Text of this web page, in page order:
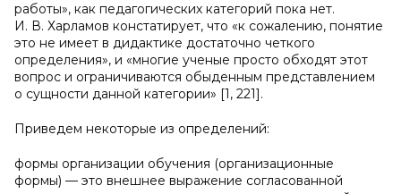
работы», как педагогических категорий пока нет.
И. В. Харламов констатирует, что «к сожалению, понятие
это не имеет в дидактике достаточно четкого
определения», и «многие ученые просто обходят этот
вопрос и ограничиваются обыденным представлением
о сущности данной категории» [1, 221].
Приведем некоторые из определений:
формы организации обучения (организационные
формы) — это внешнее выражение согласованной